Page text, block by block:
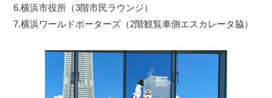
6.横浜市役所（3階市民ラウンジ）
7.横浜ワールドポーターズ（2階観覧車側エスカレータ脇）